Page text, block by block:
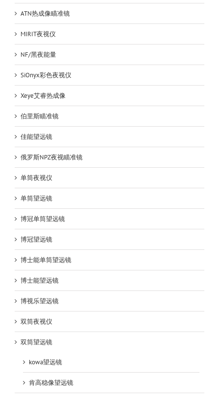
ATN热成像瞄准镜
MIRIT夜视仪
NF/黑夜能量
SiOnyx彩色夜视仪
Xeye艾睿热成像
伯里斯瞄准镜
佳能望远镜
俄罗斯NPZ夜视瞄准镜
单筒夜视仪
单筒望远镜
博冠单筒望远镜
博冠望远镜
博士能单筒望远镜
博士能望远镜
博视乐望远镜
双筒夜视仪
双筒望远镜
kowa望远镜
肯高稳像望远镜